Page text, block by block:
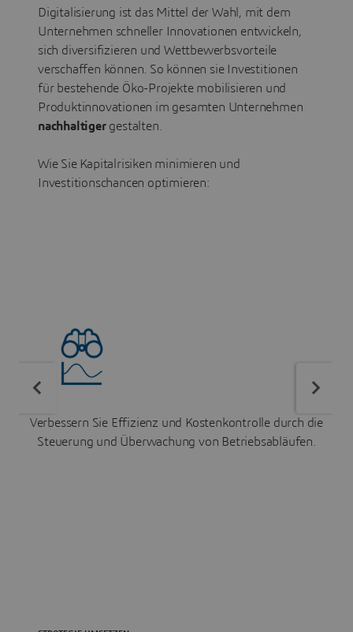
Digitalisierung ist das Mittel der Wahl, mit dem
Unternehmen schneller Innovationen entwickeln,
sich diversifizieren und Wettbewerbsvorteile
verschaffen können. So können sie Investitionen
für bestehende Öko-Projekte mobilisieren und
Produktinnovationen im gesamten Unternehmen
nachhaltigergestalten.
Wie Sie Kapitalrisiken minimieren und
Investitionschancen optimieren:
Verbessern Sie Effizienz und Kostenkontrolle durch die
Steuerung und Überwachung von Betriebsabläufen.